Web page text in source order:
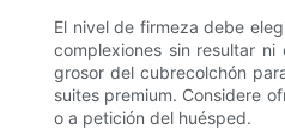
El nivel de firmeza debe
complexiones sin resultar
grosor del cubrecolchón
suites premium. Considere
o a petición del huésped.